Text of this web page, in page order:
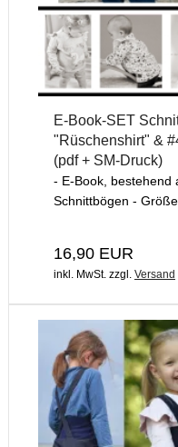
E-Book-SET
"Rüschenshirt" &
(pdf + SM-Druck)
- E-Book, bestehend
Schnittbögen -
16,90 EUR
inkl. MwSt. zzgl. Versand